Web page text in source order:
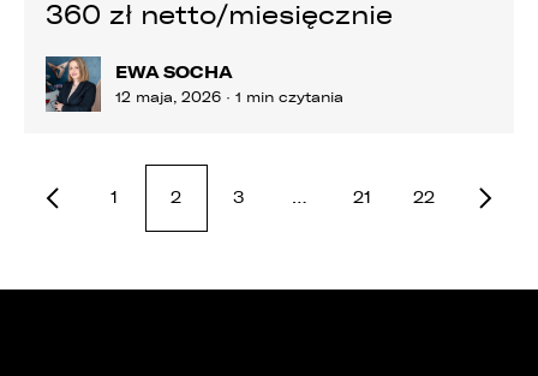
360 zł netto/miesięcznie
EWA SOCHA
12 maja, 2026 · 1 min czytania
1 2 3 … 21 22